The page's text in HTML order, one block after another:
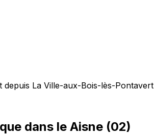
depuis La Ville-aux-Bois-lès-Pontavert
dans le Aisne (02)